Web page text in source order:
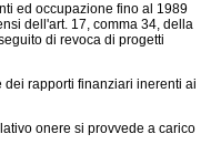
ed occupazione fino al 1989
dell'art. 17, comma 34, della
di revoca di progetti
rapporti finanziari inerenti ai
onere si provvede a carico